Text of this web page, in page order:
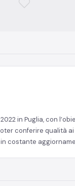
in Puglia, con
conferire qualità
costante